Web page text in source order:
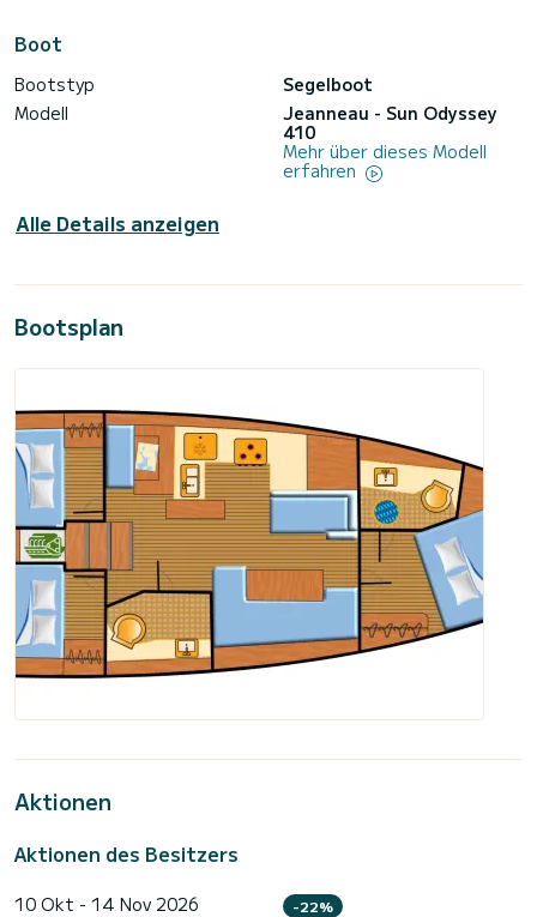
Boot
Bootstyp
Segelboot
Modell
Jeanneau - Sun Odyssey
410
Mehr über dieses Modell
erfahren
Alle Details anzeigen
Bootsplan
Aktionen
Aktionen des Besitzers
10 Okt - 14 Nov 2026 -22%